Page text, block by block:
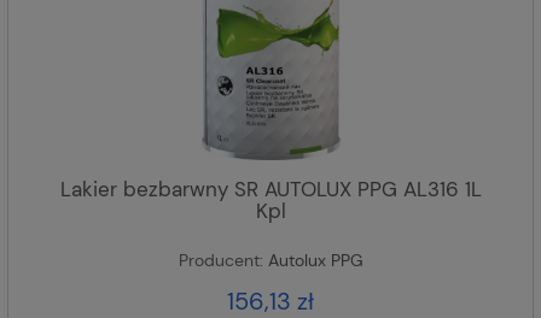
Lakier bezbarwny SR AUTOLUX PPG AL316 1L
Kpl
Producent: Autolux PPG
156,13 zł